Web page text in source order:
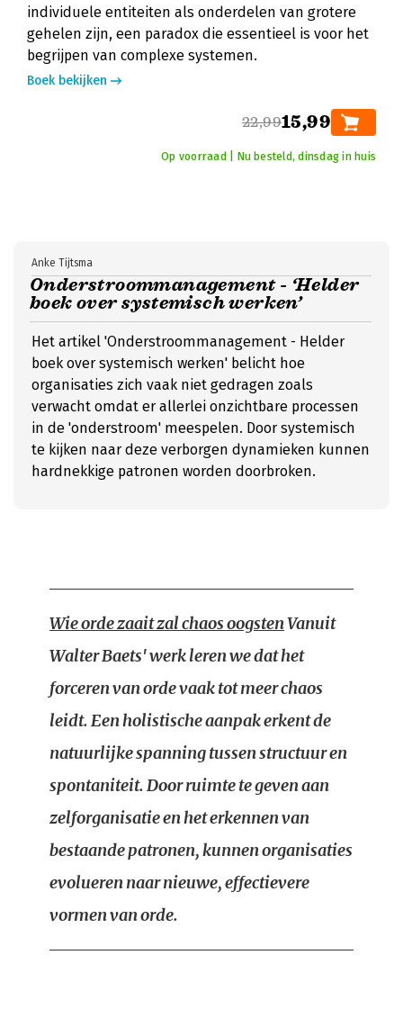
individuele entiteiten als onderdelen van grotere
gehelen zijn, een paradox die essentieel is voor het
begrijpen van complexe systemen.
Boek bekijken
22,9915,99
Op voorraad | Nu besteld, dinsdag in huis
Onderstroommanagement - ‘Helder
boek over systemisch werken’
Anke Tijtsma
Het artikel 'Onderstroommanagement - Helder
boek over systemisch werken' belicht hoe
organisaties zich vaak niet gedragen zoals
verwacht omdat er allerlei onzichtbare processen
in de 'onderstroom' meespelen. Door systemisch
te kijken naar deze verborgen dynamieken kunnen
hardnekkige patronen worden doorbroken.
Wie orde zaait zal chaos oogstenVanuit
Walter Baets' werk leren we dat het
forceren van orde vaak tot meer chaos
leidt. Een holistische aanpak erkent de
natuurlijke spanning tussen structuur en
spontaniteit. Door ruimte te geven aan
zelforganisatie en het erkennen van
bestaande patronen, kunnen organisaties
evolueren naar nieuwe, effectievere
vormen van orde.